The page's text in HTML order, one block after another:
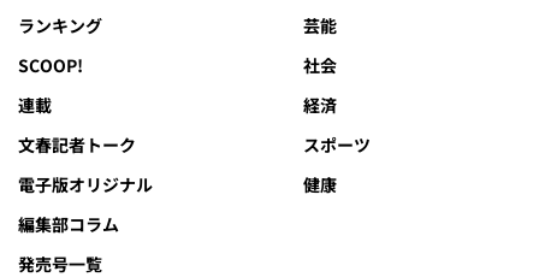
ランキング
SCOOP!
連載
文春記者トーク
電子版オリジナル
編集部コラム
発売号一覧
芸能
社会
経済
スポーツ
健康